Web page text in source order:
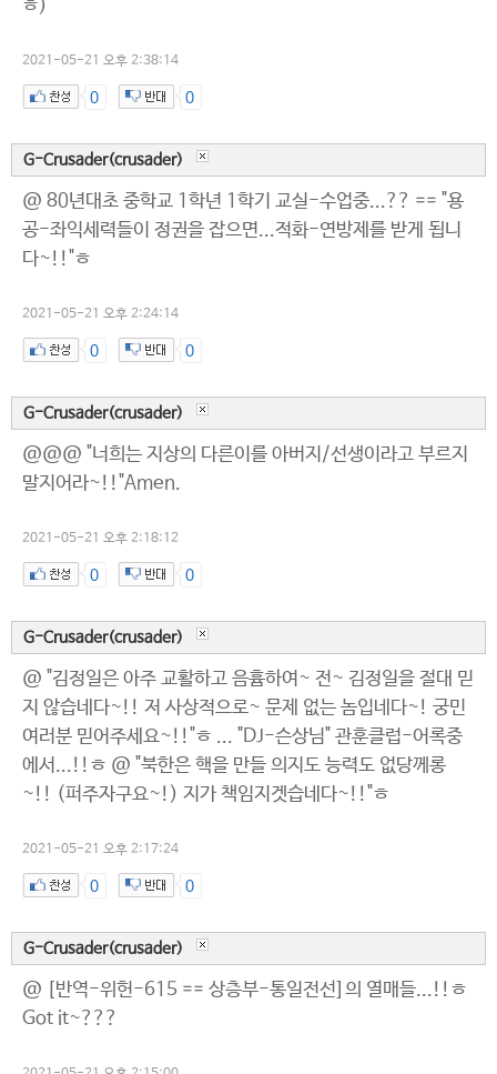
ㅎ)
2021-05-21 오후 2:38:14
0 0
G-Crusader(crusader)
@ 80년대초 중학교 1학년 1학기 교실-수업중...?? == "용
공-좌익세력들이 정권을 잡으면...적화-연방제를 받게 됩니
다~!!"ㅎ
2021-05-21 오후 2:24:14
0 0
G-Crusader(crusader)
@@@ "너희는 지상의 다른이를 아버지/선생이라고 부르지
말지어라~!!"Amen.
2021-05-21 오후 2:18:12
0 0
G-Crusader(crusader)
@ "김정일은 아주 교활하고 음흄하여~ 전~ 김정일을 절대 믿
지 않습네다~!! 저 사상적으로~ 문제 없는 놈입네다~! 궁민
여러분 믿어주세요~!!"ㅎ ... "DJ-슨상님" 관훈클럽-어록중
에서...!!ㅎ @ "북한은 핵을 만들 의지도 능력도 없당께롱
~!! (퍼주자구요~!) 지가 책임지겟습네다~!!"ㅎ
2021-05-21 오후 2:17:24
0 0
G-Crusader(crusader)
@ [반역-위헌-615 == 상층부-통일전선]의 열매들...!!ㅎ
Got it~???